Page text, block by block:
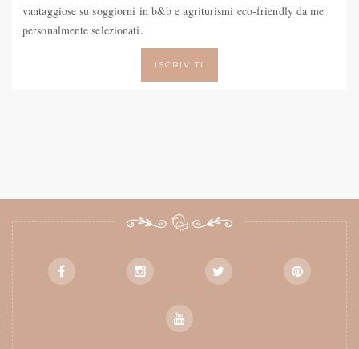
vantaggiose su soggiorni in b&b e agriturismi eco-friendly da me
personalmente selezionati.